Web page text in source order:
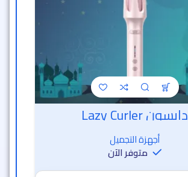
دايسون Lazy Curler
أجهزة التجميل
متوفر الآن